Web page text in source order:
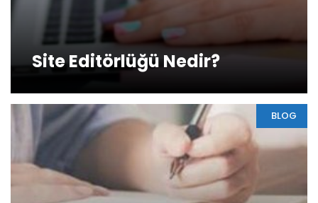
Site Editörlüğü Nedir?
BLOG